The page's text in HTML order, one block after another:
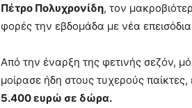
Πέτρο Πολυχρονίδη, τον
φορές την εβδομάδα με νέα
Από την έναρξη της φετινής σεζόν,
μοίρασε ήδη στους τυχερούς
5.400 ευρώ σε δώρα.